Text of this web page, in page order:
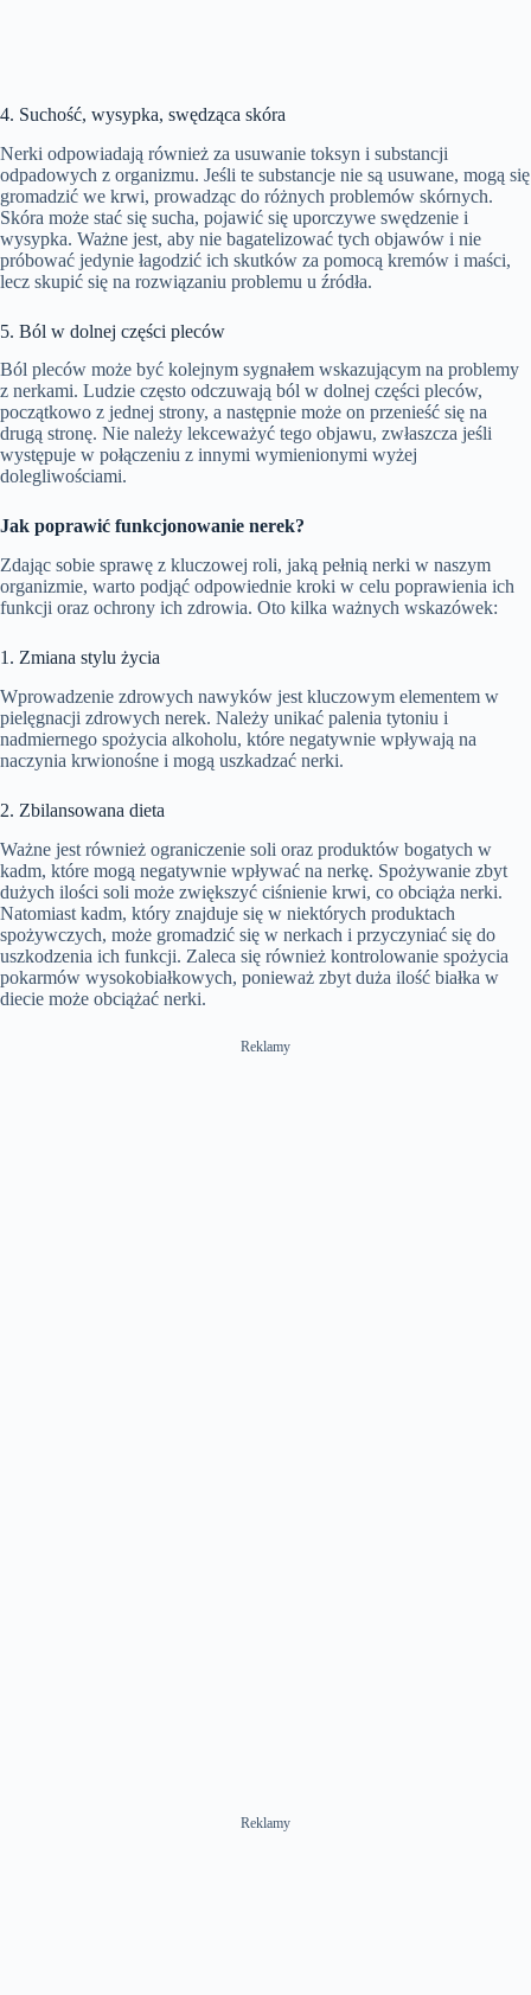
4. Suchość, wysypka, swędząca skóra
Nerki odpowiadają również za usuwanie toksyn i substancji
odpadowych z organizmu. Jeśli te substancje nie są usuwane, mogą się
gromadzić we krwi, prowadząc do różnych problemów skórnych.
Skóra może stać się sucha, pojawić się uporczywe swędzenie i
wysypka. Ważne jest, aby nie bagatelizować tych objawów i nie
próbować jedynie łagodzić ich skutków za pomocą kremów i maści,
lecz skupić się na rozwiązaniu problemu u źródła.
5. Ból w dolnej części pleców
Ból pleców może być kolejnym sygnałem wskazującym na problemy
z nerkami. Ludzie często odczuwają ból w dolnej części pleców,
początkowo z jednej strony, a następnie może on przenieść się na
drugą stronę. Nie należy lekceważyć tego objawu, zwłaszcza jeśli
występuje w połączeniu z innymi wymienionymi wyżej
dolegliwościami.
Jak poprawić funkcjonowanie nerek?
Zdając sobie sprawę z kluczowej roli, jaką pełnią nerki w naszym
organizmie, warto podjąć odpowiednie kroki w celu poprawienia ich
funkcji oraz ochrony ich zdrowia. Oto kilka ważnych wskazówek:
1. Zmiana stylu życia
Wprowadzenie zdrowych nawyków jest kluczowym elementem w
pielęgnacji zdrowych nerek. Należy unikać palenia tytoniu i
nadmiernego spożycia alkoholu, które negatywnie wpływają na
naczynia krwionośne i mogą uszkadzać nerki.
2. Zbilansowana dieta
Ważne jest również ograniczenie soli oraz produktów bogatych w
kadm, które mogą negatywnie wpływać na nerkę. Spożywanie zbyt
dużych ilości soli może zwiększyć ciśnienie krwi, co obciąża nerki.
Natomiast kadm, który znajduje się w niektórych produktach
spożywczych, może gromadzić się w nerkach i przyczyniać się do
uszkodzenia ich funkcji. Zaleca się również kontrolowanie spożycia
pokarmów wysokobiałkowych, ponieważ zbyt duża ilość białka w
diecie może obciążać nerki.
Reklamy
Reklamy